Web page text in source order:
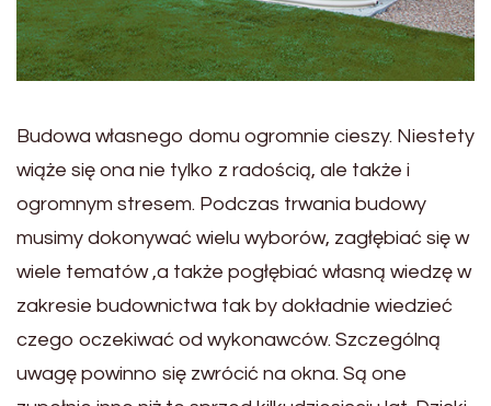
Budowa własnego domu ogromnie cieszy. Niestety
wiąże się ona nie tylko z radością, ale także i
ogromnym stresem. Podczas trwania budowy
musimy dokonywać wielu wyborów, zagłębiać się w
wiele tematów ,a także pogłębiać własną wiedzę w
zakresie budownictwa tak by dokładnie wiedzieć
czego oczekiwać od wykonawców. Szczególną
uwagę powinno się zwrócić na okna. Są one